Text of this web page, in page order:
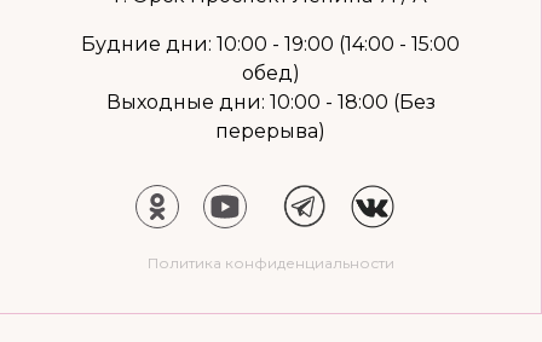
Будние дни: 10:00 - 19:00 (14:00 - 15:00
обед)
Выходные дни: 10:00 - 18:00 (Без
перерыва)
Политика конфиденциальности